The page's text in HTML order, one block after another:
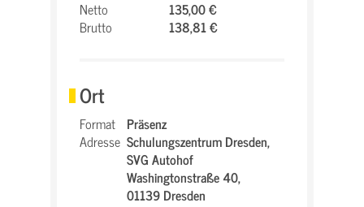
Netto
135,00 €
Brutto
138,81 €
Ort
Format Präsenz
Adresse Schulungszentrum Dresden,
SVG Autohof
Washingtonstraße 40,
01139 Dresden